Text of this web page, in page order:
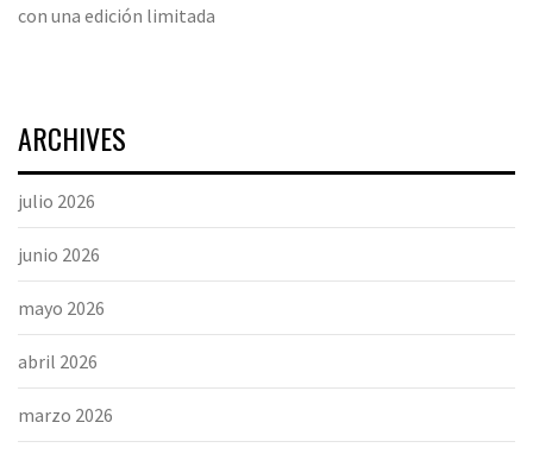
con una edición limitada
ARCHIVES
julio 2026
junio 2026
mayo 2026
abril 2026
marzo 2026